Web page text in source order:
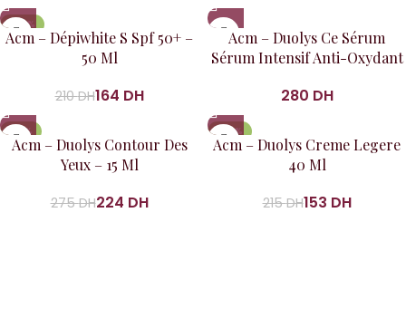
-22%
Acm – Dépiwhite S Spf 50+ –
50 Ml
210DH164 DH
Acm – Duolys Ce Sérum
Sérum Intensif Anti-Oxydant
DH
-19%
Acm – Duolys Contour Des
Yeux – 15 Ml
275DH224 DH
-29%
Acm – Duolys Creme Legere
40 Ml
215DH153 DH